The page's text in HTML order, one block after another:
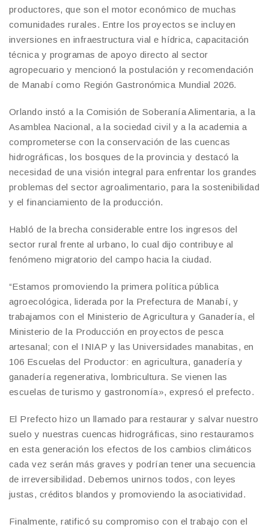
productores, que son el motor económico de muchas
comunidades rurales. Entre los proyectos se incluyen
inversiones en infraestructura vial e hídrica, capacitación
técnica y programas de apoyo directo al sector
agropecuario y mencionó la postulación y recomendación
de Manabí como Región Gastronómica Mundial 2026.
Orlando instó a la Comisión de Soberanía Alimentaria, a la
Asamblea Nacional, a la sociedad civil y a la academia a
comprometerse con la conservación de las cuencas
hidrográficas, los bosques de la provincia y destacó la
necesidad de una visión integral para enfrentar los grandes
problemas del sector agroalimentario, para la sostenibilidad
y el financiamiento de la producción.
Habló de la brecha considerable entre los ingresos del
sector rural frente al urbano, lo cual dijo contribuye al
fenómeno migratorio del campo hacia la ciudad.
“Estamos promoviendo la primera política pública
agroecológica, liderada por la Prefectura de Manabí, y
trabajamos con el Ministerio de Agricultura y Ganadería, el
Ministerio de la Producción en proyectos de pesca
artesanal; con el INIAP y las Universidades manabitas, en
106 Escuelas del Productor: en agricultura, ganadería y
ganadería regenerativa, lombricultura. Se vienen las
escuelas de turismo y gastronomía», expresó el prefecto.
El Prefecto hizo un llamado para restaurar y salvar nuestro
suelo y nuestras cuencas hidrográficas, sino restauramos
en esta generación los efectos de los cambios climáticos
cada vez serán más graves y podrían tener una secuencia
de irreversibilidad. Debemos unirnos todos, con leyes
justas, créditos blandos y promoviendo la asociatividad.
Finalmente, ratificó su compromiso con el trabajo con el